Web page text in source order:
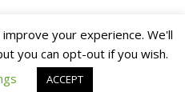
Theme by Kriesi
your experience. We'll
you can opt-out if you wish.
ACCEPT